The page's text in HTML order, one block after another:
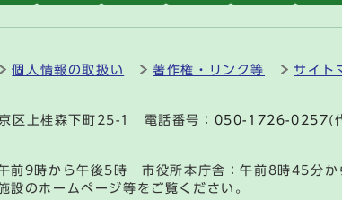
個人情報の取扱い 著作権・リンク等 サイト
上桂森下町25-1 電話番号： 050-1726-0257(
前9時から午後5時 市役所本庁舎：午前8時45分
設のホームページ等をご覧ください。